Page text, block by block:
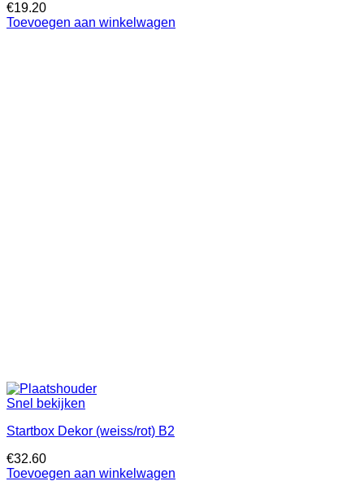
€19.20
Toevoegen aan winkelwagen
Snel bekijken
Startbox Dekor (weiss/rot) B2
€32.60
Toevoegen aan winkelwagen